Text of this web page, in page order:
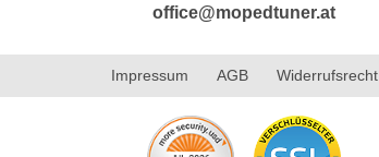
office@mopedtuner.at
Impressum AGB Widerrufsrecht